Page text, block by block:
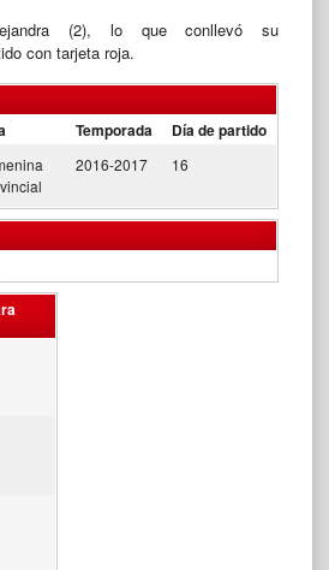
(2), lo que conllevó su
con tarjeta roja.
Temporada Día de partido
2016-2017 16